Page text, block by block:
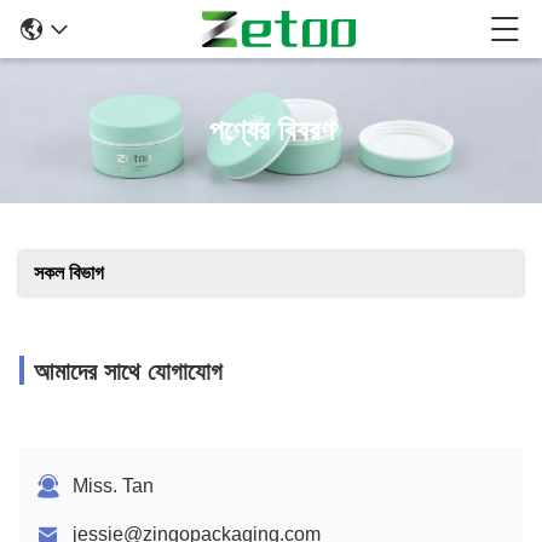
পণ্যের বিবরণ
সকল বিভাগ
আমাদের সাথে যোগাযোগ
Miss. Tan
jessie@zingopackaging.com